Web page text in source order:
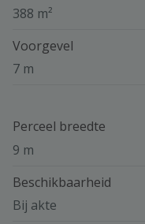
388 m²
Voorgevel
7 m
Perceel breedte
9 m
Beschikbaarheid
Bij akte